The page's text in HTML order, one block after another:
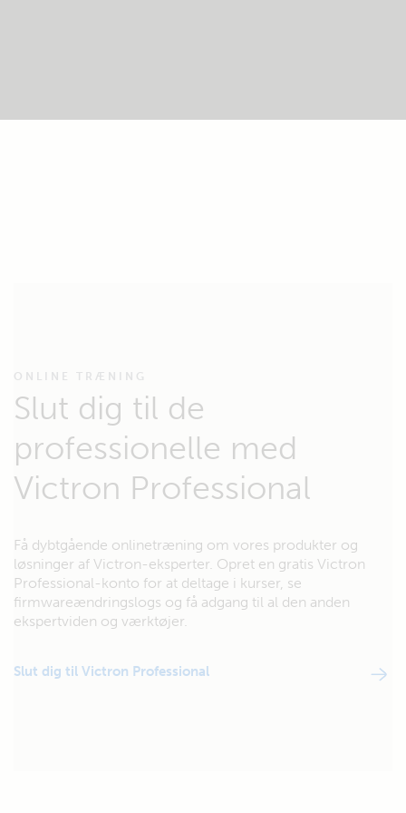
ONLINE TRÆNING
Slut dig til de
professionelle med
Victron Professional
Få dybtgående onlinetræning om vores produkter og
løsninger af Victron-eksperter. Opret en gratis Victron
Professional-konto for at deltage i kurser, se
firmwareændringslogs og få adgang til al den anden
ekspertviden og værktøjer.
Slut dig til Victron Professional